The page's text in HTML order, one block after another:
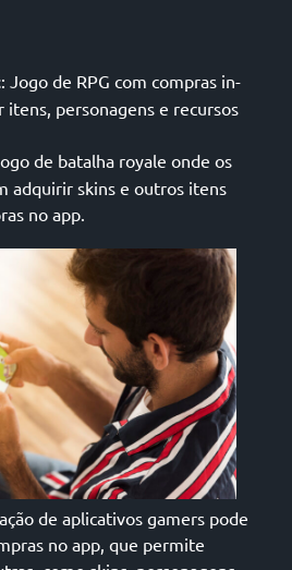
: Jogo de RPG com compras in-
itens, personagens e recursos
de batalha royale onde os
adquirir skins e outros itens
no app.
de aplicativos gamers pode
no app, que permite